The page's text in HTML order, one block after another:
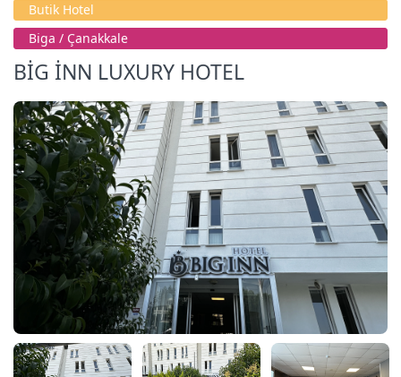
Butik Hotel
Bi̇ga / Çanakkale
BİG İNN LUXURY HOTEL